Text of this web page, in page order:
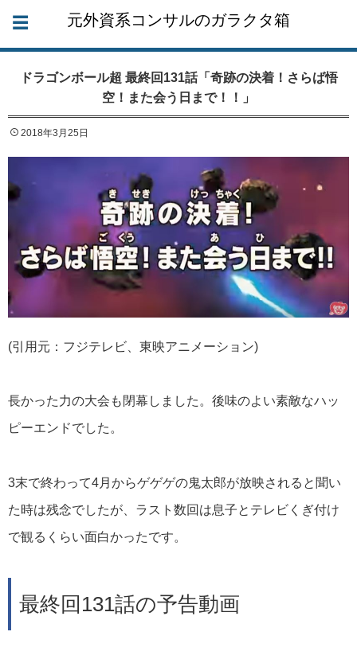
元外資系コンサルのガラクタ箱
ドラゴンボール超 最終回131話「奇跡の決着！さらば悟
空！また会う日まで！！」
2018年3月25日
(引用元：フジテレビ、東映アニメーション)
長かった力の大会も閉幕しました。後味のよい素敵なハッ
ピーエンドでした。
3末で終わって4月からゲゲゲの鬼太郎が放映されると聞い
た時は残念でしたが、ラスト数回は息子とテレビくぎ付け
で観るくらい面白かったです。
最終回131話の予告動画